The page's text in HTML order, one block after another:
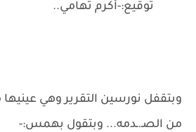
توقيع:-أكرم تهامي..
وبتقفل نورسين التقرير وهي
من الصـ.ـدمه... وبتقول بهمس:-